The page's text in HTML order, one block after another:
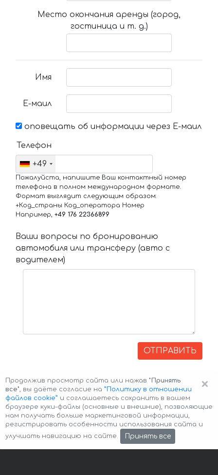
Место окончания аренды (город,
гостиница и т. д.)
Имя
Е-маил
оповещать об информации через Е-маил
Телефон
+49
Пожалуйста, напишите Ваш контактный номер
телефона в полном международном формате.
Формат выглядит следующим образом:
+Код_страны Код_оператора Номер
Например, +49 176 22366899
Ваши вопросы по бронированию
автомобиля или трансферу (авто с
водителем)
ОТПРАВИТЬ
Авторские права © 2026 Авто-Аренда Cookie Policy
×
Продолжив просмотр сайта или нажав "Принять
все", вы даёте согласие на ”Политику в отношении
файлов cookie” и соглашаетесь сохранить в вашем
браузере куки-файлы (основные и внешние), позволяющие
нам получать больше маркетинговой информации,
регистрировать особенности использования сайта и
улучшать навигацию на сайте.
Принять все